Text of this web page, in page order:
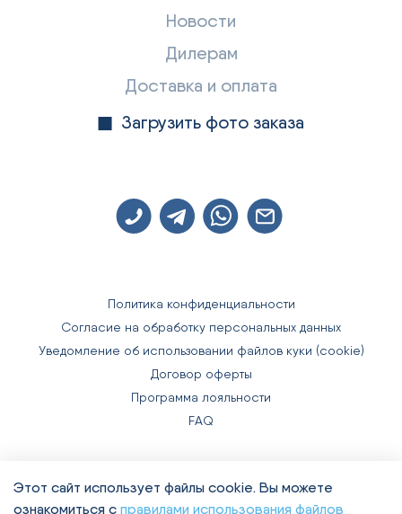
Загрузить фото заказа
Новости
Дилерам
Доставка и оплата
Политика конфиденциальности
Согласие на обработку персональных данных
Уведомление об использовании файлов куки (cookie)
Договор оферты
Программа лояльности
FAQ
Этот сайт использует файлы cookie. Вы можете
ознакомиться с правилами использования файлов